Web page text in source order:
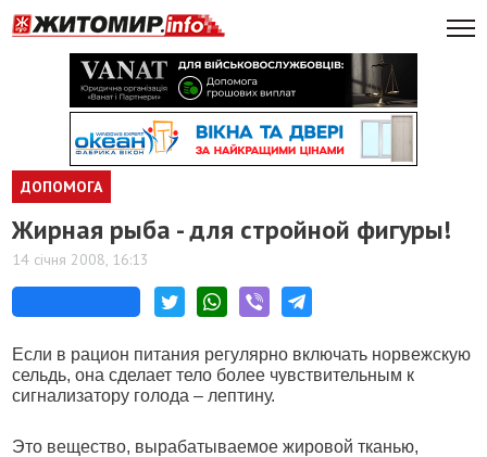
ДОПОМОГА
Жирная рыба - для стройной фигуры!
14 січня 2008, 16:13
Если в рацион питания регулярно включать норвежскую
сельдь, она сделает тело более чувствительным к
сигнализатору голода – лептину.
Это вещество, вырабатываемое жировой тканью,